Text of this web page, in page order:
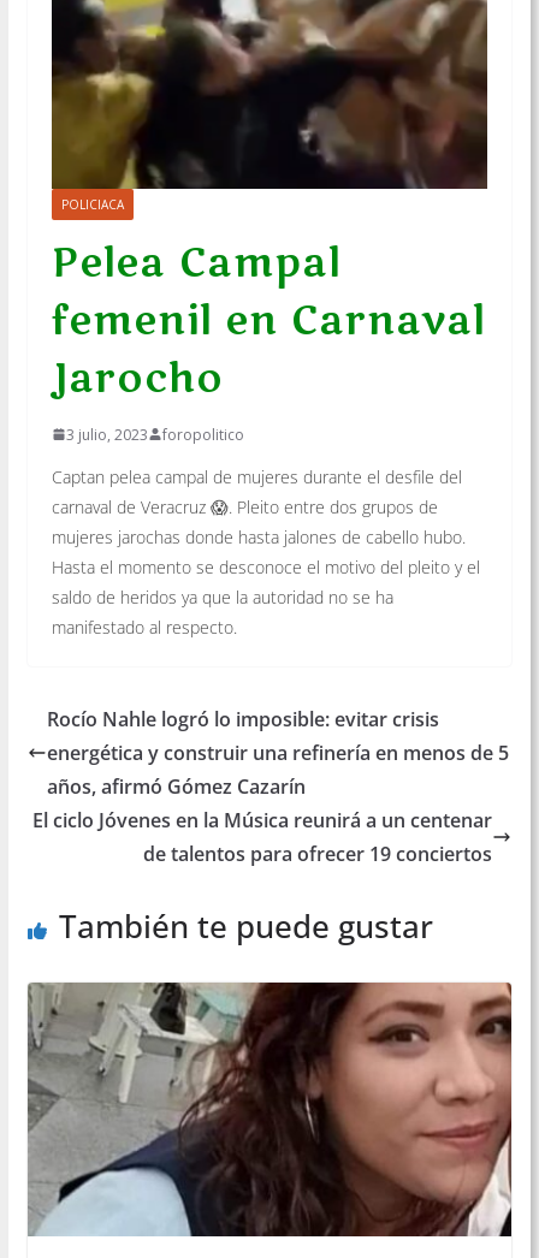
POLICIACA
Pelea Campal
femenil en Carnaval
Jarocho
3 julio, 2023 foropolitico
Captan pelea campal de mujeres durante el desfile del
carnaval de Veracruz 😱. Pleito entre dos grupos de
mujeres jarochas donde hasta jalones de cabello hubo.
Hasta el momento se desconoce el motivo del pleito y el
saldo de heridos ya que la autoridad no se ha
manifestado al respecto.
Rocío Nahle logró lo imposible: evitar crisis
energética y construir una refinería en menos de 5
años, afirmó Gómez Cazarín
El ciclo Jóvenes en la Música reunirá a un centenar
de talentos para ofrecer 19 conciertos
También te puede gustar